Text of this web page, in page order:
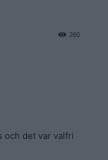
260
och det var valfri